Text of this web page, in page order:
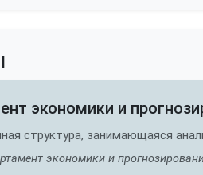
экономики и
структура, занимающаяся
экономики и